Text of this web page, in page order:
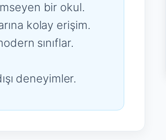
bir okul.
kolay erişim.
sınıflar.
deneyimler.